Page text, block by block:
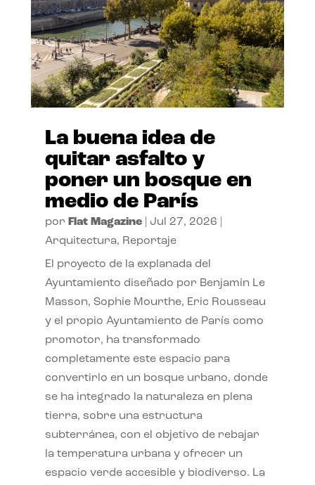
La buena idea de
quitar asfalto y
poner un bosque en
medio de París
por Flat Magazine| Jul 27, 2026
Arquitectura, Reportaje
El proyecto de la explanada del
Ayuntamiento diseñado por Benjamin Le
Masson, Sophie Mourthe, Eric Rousseau
y el propio Ayuntamiento de París como
promotor, ha transformado
completamente este espacio para
convertirlo en un bosque urbano, donde
se ha integrado la naturaleza en plena
tierra, sobre una estructura
subterránea, con el objetivo de rebajar
la temperatura urbana y ofrecer un
espacio verde accesible y biodiverso. La